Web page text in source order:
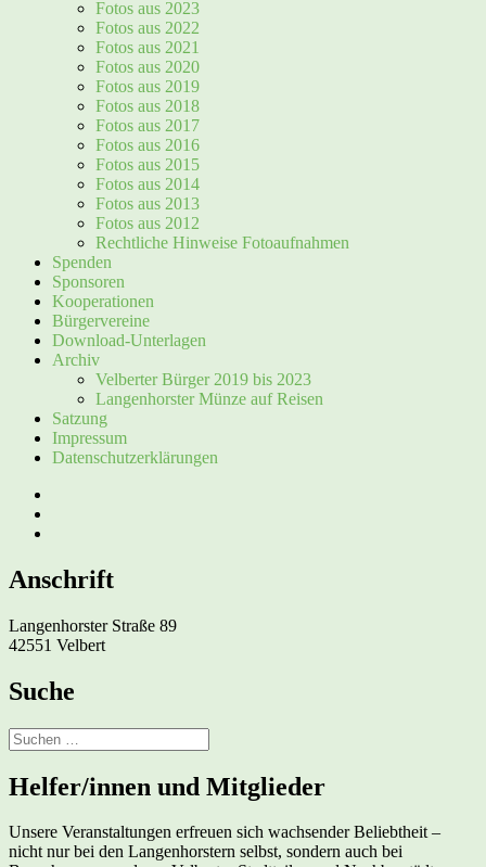
Fotos aus 2023
Fotos aus 2022
Fotos aus 2021
Fotos aus 2020
Fotos aus 2019
Fotos aus 2018
Fotos aus 2017
Fotos aus 2016
Fotos aus 2015
Fotos aus 2014
Fotos aus 2013
Fotos aus 2012
Rechtliche Hinweise Fotoaufnahmen
Spenden
Sponsoren
Kooperationen
Bürgervereine
Download-Unterlagen
Archiv
Velberter Bürger 2019 bis 2023
Langenhorster Münze auf Reisen
Satzung
Impressum
Datenschutzerklärungen
Anschrift
Langenhorster Straße 89
42551 Velbert
Suche
Suchen
nach:
Helfer/innen und Mitglieder
Unsere Veranstaltungen erfreuen sich wachsender Beliebtheit –
nicht nur bei den Langenhorstern selbst, sondern auch bei